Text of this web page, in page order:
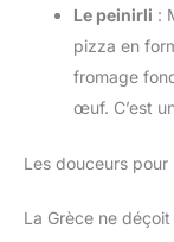
Le peinirli :
pizza en
fromage
œuf. C’est
Les douceurs pour
La Grèce ne